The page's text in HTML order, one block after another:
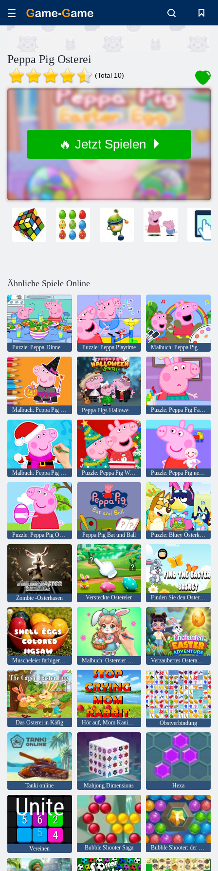
Peppa Pig Osterei
(Total 10)
🔥 Jetzt Spielen
Ähnliche Spiele Online
Puzzle: Peppa-Dinner-Time Puzzle: Peppa Playtime Malbuch: Peppa Pig Muddy Funny
Malbuch: Peppa Pig Halloween Peppa Pigs Halloween-Party Puzzle: Peppa Pig Fancy Pancake
Puzzle: Peppa Pig Weihnachtsvorbereitungen
Puzzle: Peppa Pig Ostereier Peppa Pig Bat und Ball Puzzle: Bluey Osterkleid
Zombie -Osterhasen Versteckte Ostereier
Das Osterei in Käfig Hör auf, Mom Kaninchen zu weinen Obstverbindung
Tanki online Mahjong Dimensions Hexa
Vereinen Bubble Shooter Saga Bubble Shooter: der See